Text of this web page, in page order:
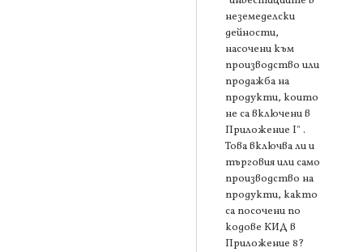
неземеделски
дейности,
насочени към
производство или
продажба на
продукти, които
не са включени в
Приложение I" .
Това включва ли и
търговия или само
производство на
продукти, както
са посочени по
кодове КИД в
Приложение 8?